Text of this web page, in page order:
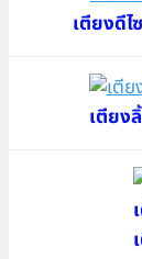
เตียงดี
เตียง